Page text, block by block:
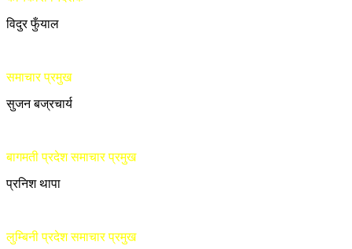
विदुर फुँयाल
समाचार प्रमुख
सुजन बज्रचार्य
बागमती प्रदेश समाचार प्रमुख
प्रनिश थापा
लुम्बिनी प्रदेश समाचार प्रमुख